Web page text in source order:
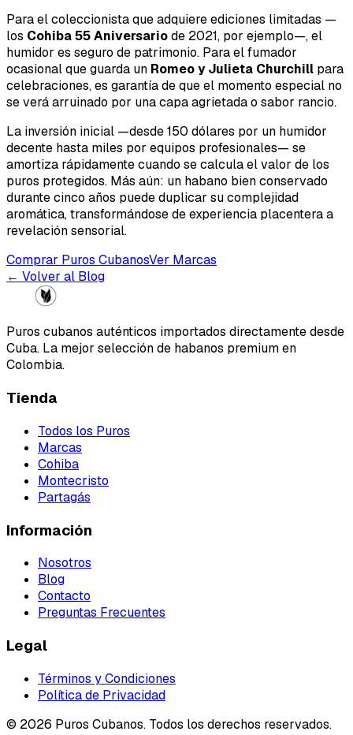
Para el coleccionista que adquiere ediciones limitadas —
los Cohiba 55 Aniversariode 2021, por ejemplo—, el
humidor es seguro de patrimonio. Para el fumador
ocasional que guarda un Romeo y Julieta Churchill para
celebraciones, es garantía de que el momento especial no
se verá arruinado por una capa agrietada o sabor rancio.
La inversión inicial —desde 150 dólares por un humidor
decente hasta miles por equipos profesionales— se
amortiza rápidamente cuando se calcula el valor de los
puros protegidos. Más aún: un habano bien conservado
durante cinco años puede duplicar su complejidad
aromática, transformándose de experiencia placentera a
revelación sensorial.
Comprar Puros CubanosVer Marcas
← Volver al Blog
Puros cubanos auténticos importados directamente desde
Cuba. La mejor selección de habanos premium en
Colombia.
Tienda
Todos los Puros
Marcas
Cohiba
Montecristo
Partagás
Información
Nosotros
Blog
Contacto
Preguntas Frecuentes
Legal
Términos y Condiciones
Política de Privacidad
© 2026 Puros Cubanos. Todos los derechos reservados.